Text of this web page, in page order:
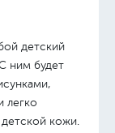
детский
ним будет
легко
кожи.